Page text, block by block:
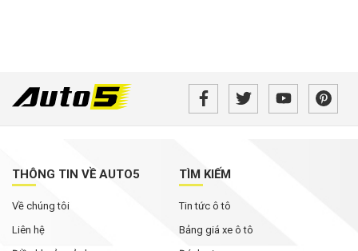
THÔNG TIN VỀ AUTO5
Về chúng tôi
Liên hệ
TÌM KIẾM
Tin tức ô tô
Bảng giá xe ô tô